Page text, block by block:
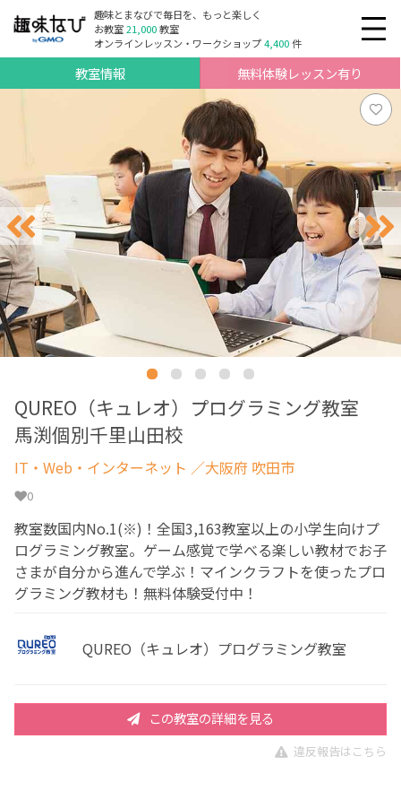
趣味とまなびで毎日を、もっと楽しく
お教室21,000教室
オンラインレッスン・ワークショップ4,400件
教室情報 無料体験レッスン有り
QUREO（キュレオ）プログラミング教室
馬渕個別千里山田校
IT・Web・インターネット ／大阪府 吹田市
0
教室数国内No.1(※)！全国3,163教室以上の小学生向けプ
ログラミング教室。ゲーム感覚で学べる楽しい教材でお子
さまが自分から進んで学ぶ！マインクラフトを使ったプロ
グラミング教材も！無料体験受付中！
QUREO（キュレオ）プログラミング教室
この教室の詳細を見る
違反報告はこちら